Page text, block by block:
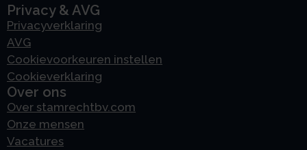
Privacy & AVG
Privacyverklaring
AVG
Cookievoorkeuren instellen
Cookieverklaring
Over ons
Over stamrechtbv.com
Onze mensen
Vacatures